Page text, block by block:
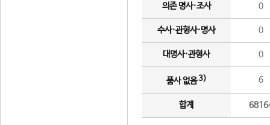
의존 명사·조사 0
수사·관형사·명사 0
대명사·관형사 0
품사 없음3) 6
합계